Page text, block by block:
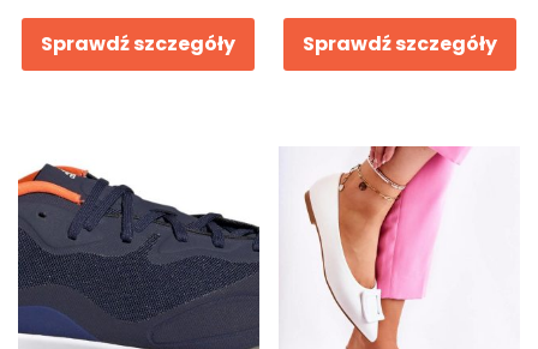
Sprawdź szczegóły Sprawdź szczegóły